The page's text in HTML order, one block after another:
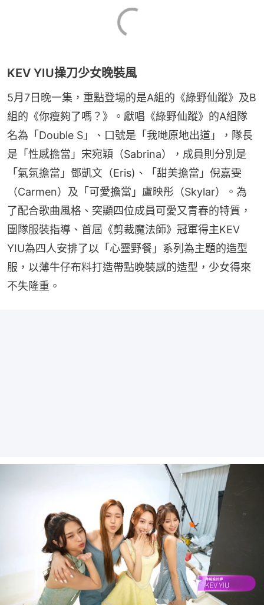
KEV YIU操刀少女晚裝風
5月7日晚一集，重點登場的是A組的《綠野仙蹤》及B
組的《你瘦夠了嗎？》。獻唱《綠野仙蹤》的A組隊
名為「Double S」、口號是「我哋原地出道」，隊長
是「性感擔當」宋宛穎（Sabrina），成員則分別是
「氣氛擔當」鄧凱文（Eris)、「甜美擔當」倪嘉雯
（Carmen）及「可愛擔當」盧映彤（Skylar）。為
了配合歌曲風格、突顯四位成員可愛又青春的特質，
團隊服裝指導、首屆《剪裁魔法師》冠軍得主KEV
YIU為四人安排了以「心靈野餐」系列為主題的造型
服，以薄牛仔布料打造帶點晚裝感的造型，少女得來
不失隆重。